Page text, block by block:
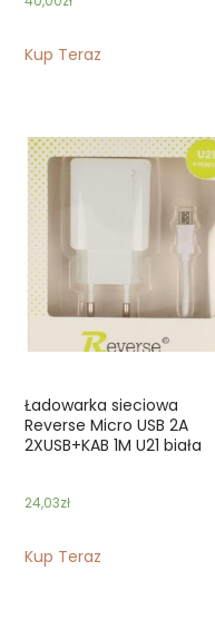
Kup Teraz
Ładowarka sieciowa
Reverse Micro USB 2A
2XUSB+KAB 1M U21 biała
24,03zł
Kup Teraz